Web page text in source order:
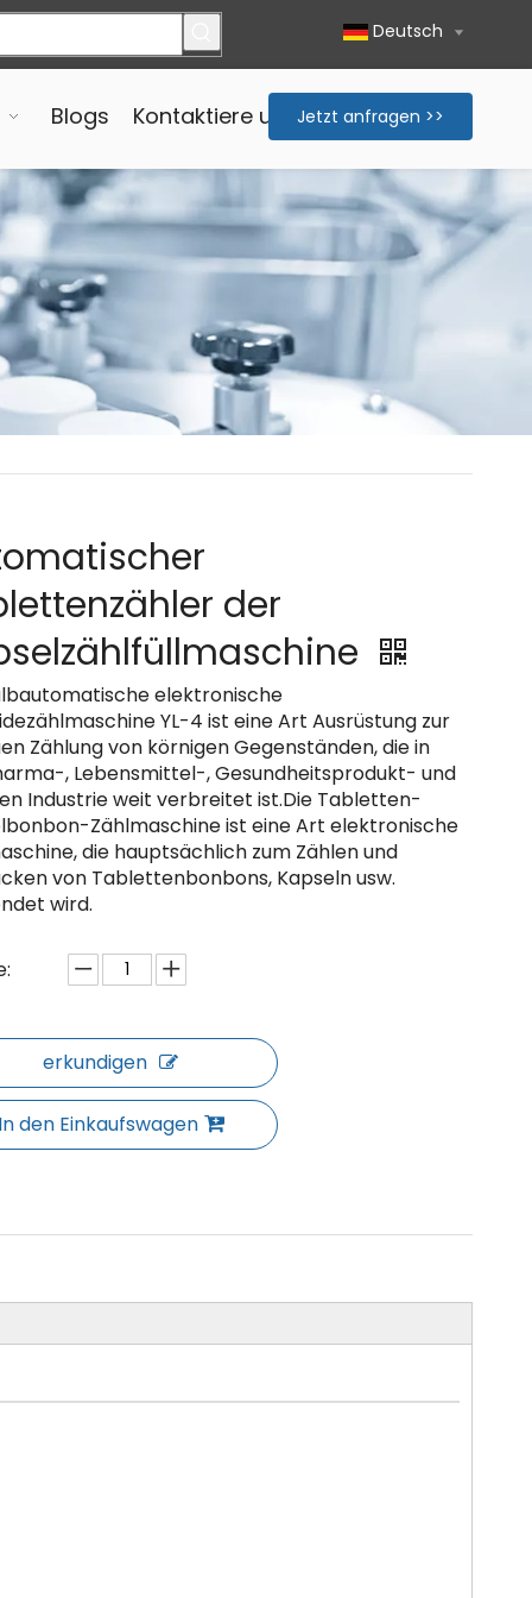
Deutsch
Blogs Kontaktiere unsJetzt anfragen >>
der
elektronische
YL-4 ist eine Art Ausrüstung zur
Zählung von körnigen Gegenständen, die in
, Lebensmittel-, Gesundheitsprodukt- und
Industrie weit verbreitet ist.Die Tabletten-
Zählmaschine ist eine Art elektronische
die hauptsächlich zum Zählen und
von Tablettenbonbons, Kapseln usw.
wird.
erkundigen
In den Einkaufswagen